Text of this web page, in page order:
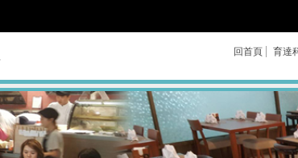
回首頁 育達